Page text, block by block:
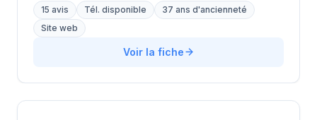
15 avis Tél. disponible
37 ans d'ancienneté
Site web
Voir la fiche